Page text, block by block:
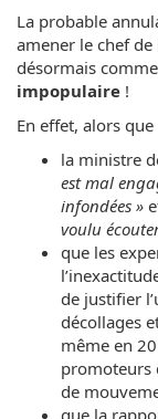
La probable
amener le chef de
désormais comme
impopulaire !
En effet, alors que
la ministre
est mal
infondées »
voulu
que les
de justifier
décollages
même en
promoteurs
de